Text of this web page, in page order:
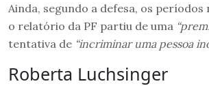
Ainda, segundo a defesa, os períodos
o relatório da PF partiu de uma
tentativa de “incriminar uma pessoa
Roberta Luchsinger